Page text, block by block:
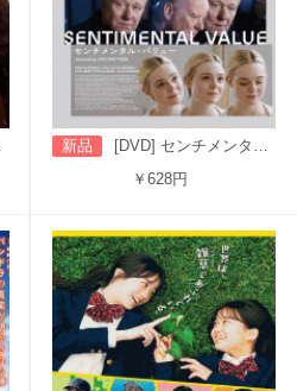
新品
[DVD] センチメンタル・バリュー
￥628円